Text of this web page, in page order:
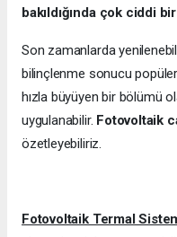
bakıldığında çok ciddi
Son zamanlarda
bilinçlenme sonucu
hızla büyüyen bir bölümü
uygulanabilir. Fotovoltaik
özetleyebiliriz.
Fotovoltaik Termal